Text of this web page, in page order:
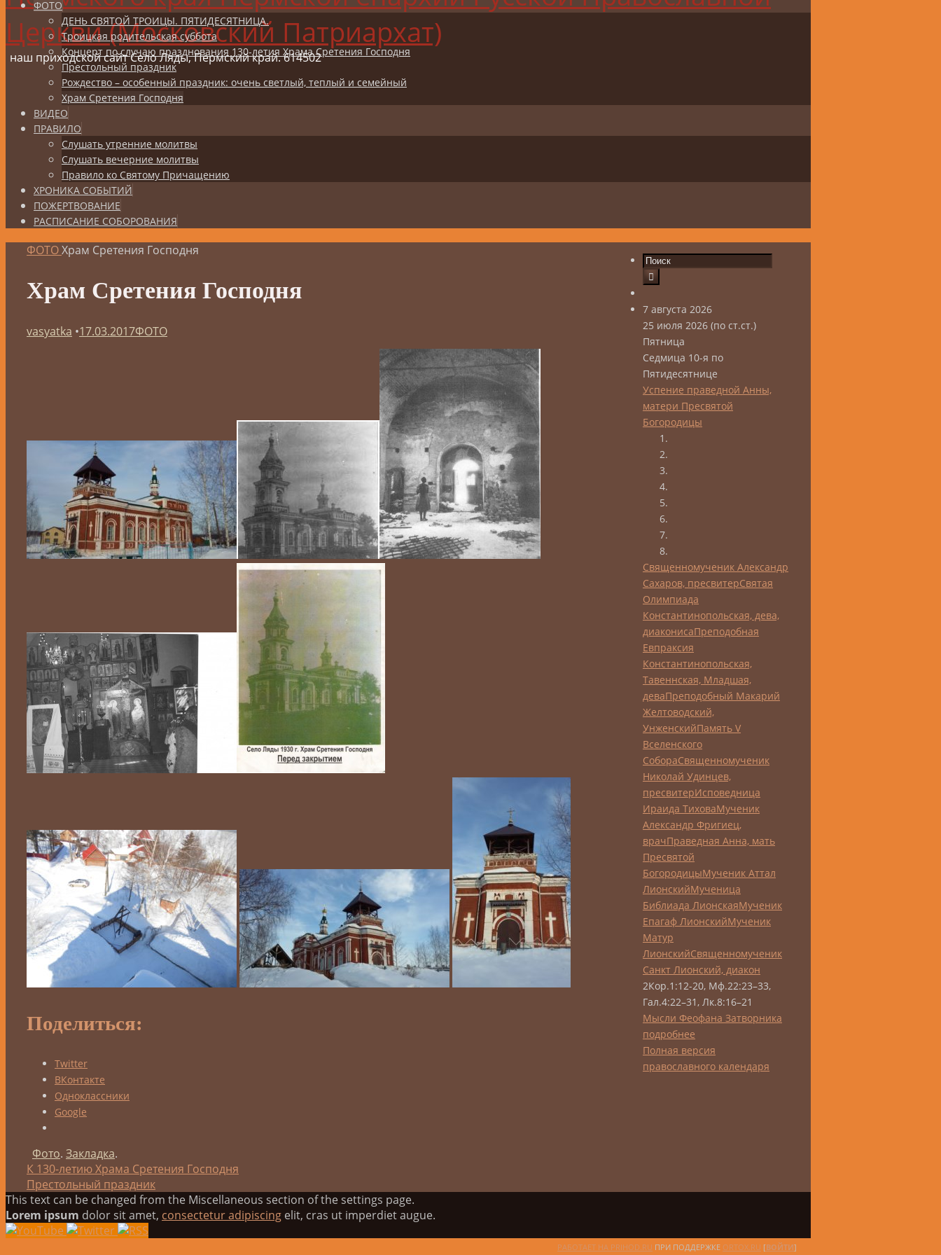
Церкви (Московский Патриархат)
наш приходской сайт Село Ляды, Пермский край. 614502
ФОТО
ДЕНЬ СВЯТОЙ ТРОИЦЫ. ПЯТИДЕСЯТНИЦА.
Троицкая родительская суббота
Концерт по случаю празднования 130-летия Храма Сретения Господня
Престольный праздник
Рождество – особенный праздник: очень светлый, теплый и семейный
Храм Сретения Господня
ВИДЕО
ПРАВИЛО
Слушать утренние молитвы
Слушать вечерние молитвы
Правило ко Святому Причащению
ХРОНИКА СОБЫТИЙ
ПОЖЕРТВОВАНИЕ
РАСПИСАНИЕ СОБОРОВАНИЯ
ФОТОХрам Сретения Господня
Храм Сретения Господня
vasyatka •17.03.2017ФОТО
Поделиться:
Twitter
ВКонтакте
Одноклассники
Google
Фото. Закладка.
К 130-летию Храма Сретения Господня
Престольный праздник
7 августа 2026
25 июля 2026 (по ст.ст.)
Пятница
Седмица 10-я по
Пятидесятнице
Успение праведной Анны,
матери Пресвятой
Богородицы
Священномученик Александр
Сахаров, пресвитерСвятая
Олимпиада
Константинопольская, дева,
диаконисаПреподобная
Евпраксия
Константинопольская,
Тавеннская, Младшая,
деваПреподобный Макарий
Желтоводский,
УнженскийПамять V
Вселенского
СобораСвященномученик
Николай Удинцев,
пресвитерИсповедница
Ираида ТиховаМученик
Александр Фригиец,
врачПраведная Анна, мать
Пресвятой
БогородицыМученик Аттал
ЛионскийМученица
Библиада ЛионскаяМученик
Епагаф ЛионскийМученик
Матур
ЛионскийСвященномученик
Санкт Лионский, диакон
2Кор.1:12-20, Мф.22:23–33,
Гал.4:22–31, Лк.8:16–21
Мысли Феофана Затворника
подробнее
Полная версия
православного календаря
This text can be changed from the Miscellaneous section of the settings page.
Lorem ipsum dolor sit amet, consectetur adipiscing elit, cras ut imperdiet augue.
РАБОТАЕТ НА PRIHOD.RU ПРИ ПОДДЕРЖКЕ ORTOX.RU [ВОЙТИ]